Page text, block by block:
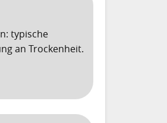
typische
an Trockenheit.